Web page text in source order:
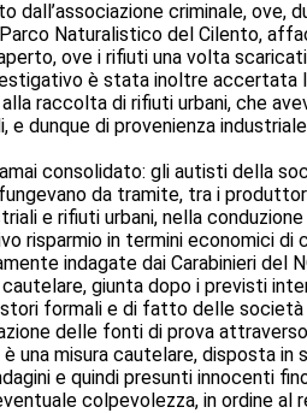
dall’associazione criminale,
Naturalistico del Cilento,
ove i rifiuti una volta
è stata inoltre accertata
raccolta di rifiuti urbani, che
dunque di provenienza
consolidato: gli autisti della
da tramite, tra i
e rifiuti urbani, nella
risparmio in termini economici
indagate dai Carabinieri del
cautelare, giunta dopo i previsti
formali e di fatto delle
delle fonti di prova
una misura cautelare, disposta in
e quindi presunti innocenti
colpevolezza, in